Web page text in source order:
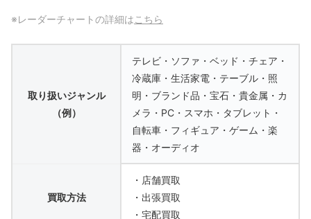
※レーダーチャートの詳細は こちら
取り扱いジャンル
（例）
テレビ・ソファ・ベッド・チェア・
冷蔵庫・生活家電・テーブル・照
明・ブランド品・宝石・貴金属・カ
メラ・PC・スマホ・タブレット・
自転車・フィギュア・ゲーム・楽
器・オーディオ
買取方法
・店舗買取
・出張買取
・宅配買取